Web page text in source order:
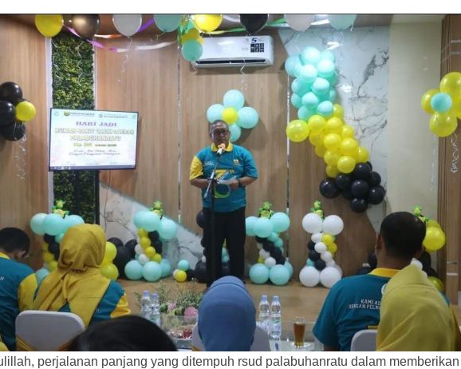
perjalanan panjang yang ditempuh rsud palabuhanratu dalam memberikan